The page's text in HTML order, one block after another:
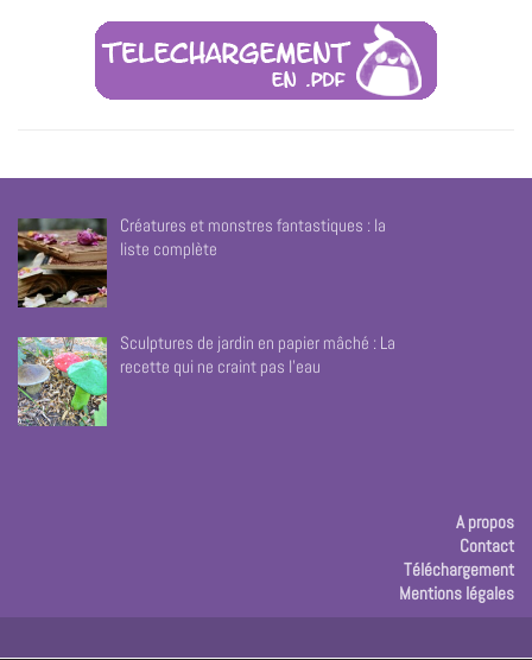
Créatures et monstres fantastiques : la
liste complète
Sculptures de jardin en papier mâché : La
recette qui ne craint pas l’eau
A propos
Contact
Téléchargement
Mentions légales